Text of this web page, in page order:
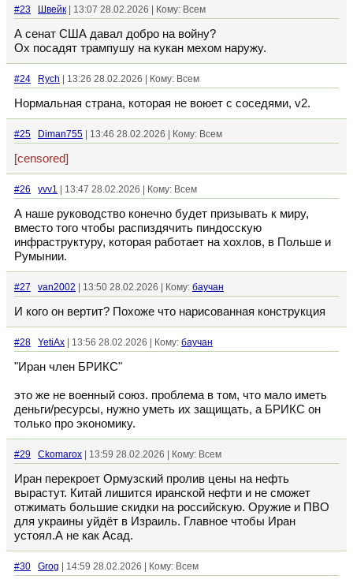
#23 Швейк | 13:07 28.02.2026 | Кому: Всем
А сенат США давал добро на войну?
Ох посадят трампушу на кукан мехом наружу.
#24 Rych | 13:26 28.02.2026 | Кому: Всем
Нормальная страна, которая не воюет с соседями, v2.
#25 Diman755 | 13:46 28.02.2026 | Кому: Всем
[censored]
#26 yvv1 | 13:47 28.02.2026 | Кому: Всем
А наше руководство конечно будет призывать к миру,
вместо того чтобы распиздячить пиндосскую
инфраструктуру, которая работает на хохлов, в Польше и
Румынии.
#27 van2002 | 13:50 28.02.2026 | Кому: баучан
И кого он вертит? Похоже что нарисованная конструкция
#28 YetiAx | 13:56 28.02.2026 | Кому: баучан
"Иран член БРИКС"
это же не военный союз. проблема в том, что мало иметь
деньги/ресурсы, нужно уметь их защищать, а БРИКС он
только про экономику.
#29 Ckomarox | 13:59 28.02.2026 | Кому: Всем
Иран перекроет Ормузский пролив цены на нефть
вырастут. Китай лишится иранской нефти и не сможет
отжимать большие скидки на российскую. Оружие и ПВО
для украины уйдёт в Израиль. Главное чтобы Иран
устоял.А не как Асад.
#30 Grog | 14:59 28.02.2026 | Кому: Всем